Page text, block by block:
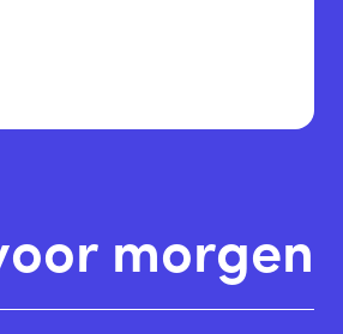
morgen